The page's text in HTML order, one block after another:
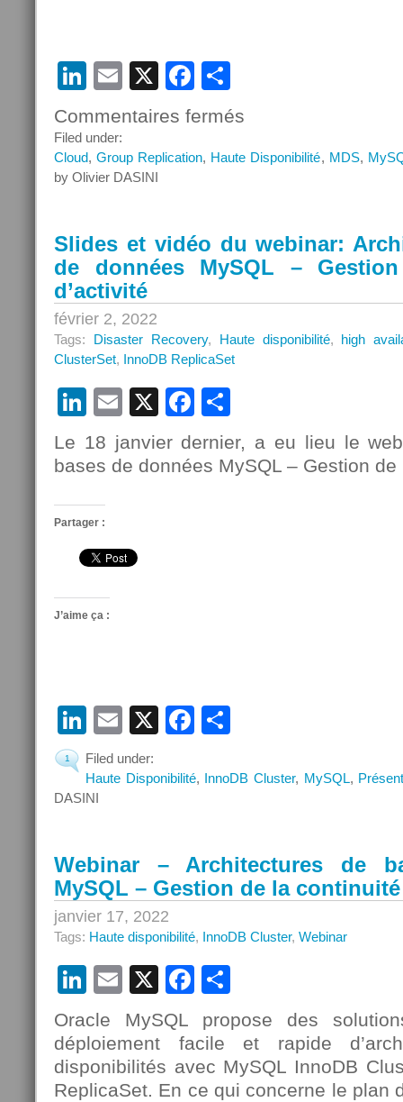
LinkedIn
Email
X Facebook
Commentaires fermés
MySQL
disponibilité
et
plan
de
d’activité
Filed under:
Cloud,Group Replication, Haute Disponibilité, MDS,
by Olivier DASINI
Slides et vidéo du webinar:
de données MySQL –
d’activité
février 2, 2022
Tags: Disaster Recovery, Haute disponibilité, high
ClusterSet, InnoDB ReplicaSet
LinkedIn
Email
X Facebook
Le 18 janvier dernier, a eu lieu le
bases de données MySQL – Gestion de
Partager :
J’aime ça :
LinkedIn
Email
X Facebook
1
Filed under:
Haute Disponibilité, InnoDB Cluster, MySQL,
DASINI
Webinar – Architectures de
MySQL – Gestion de la
janvier 17, 2022
Tags: Haute disponibilité, InnoDB Cluster, Webinar
LinkedIn
Email
X Facebook
Oracle MySQL propose des
déploiement facile et rapide
disponibilités avec MySQL InnoDB
ReplicaSet. En ce qui concerne le plan